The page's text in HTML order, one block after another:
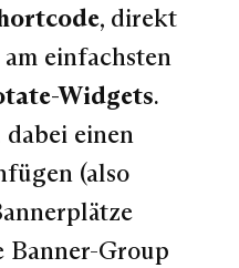
, direkt
am einfachsten
Widgets.
einen
(also
Banner-Group